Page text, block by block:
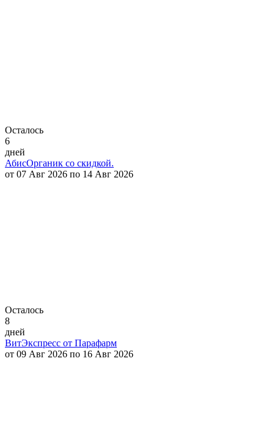
Осталось
6
дней
АбисОрганик со скидкой.
от 07 Авг 2026 по 14 Авг 2026
Осталось
8
дней
ВитЭкспресс от Парафарм
от 09 Авг 2026 по 16 Авг 2026